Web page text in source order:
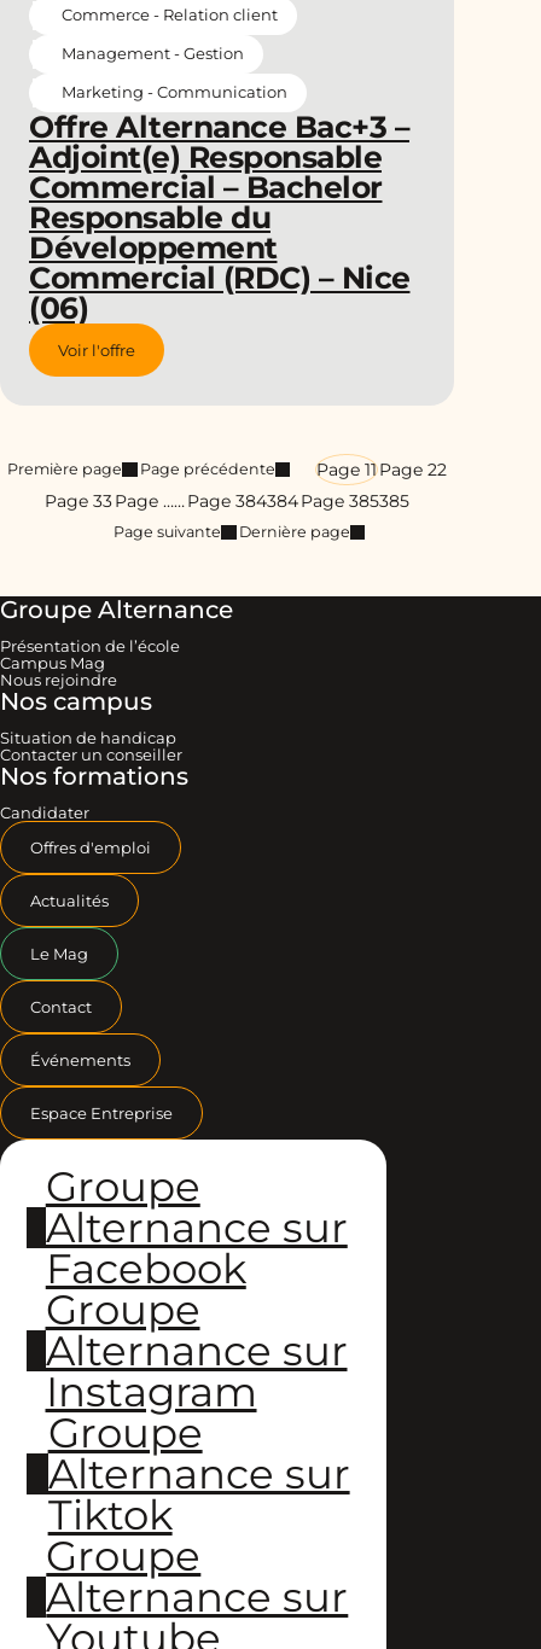
Offre Alternance Bac+3 –
Adjoint(e) Responsable
Commercial – Bachelor
Responsable du
Développement
Commercial (RDC) – Nice
(06)
Commerce - Relation client
Management - Gestion
Marketing - Communication
Voir l'offre
Première page Page précédente Page 11Page 22
Page 33Page ……Page 384384Page 385385
Page suivante Dernière page
Groupe Alternance
Présentation de l’école
Campus Mag
Nous rejoindre
Nos campus
Situation de handicap
Contacter un conseiller
Nos formations
Candidater
Offres d'emploi
Actualités
Le Mag
Contact
Événements
Espace Entreprise
Groupe
Alternance sur
Facebook
Groupe
Alternance sur
Instagram
Groupe
Alternance sur
Tiktok
Groupe
Alternance sur
Youtube